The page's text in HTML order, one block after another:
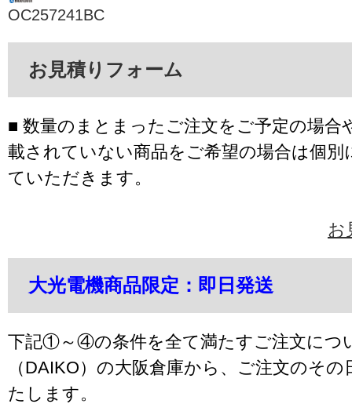
OC257241BC
お見積りフォーム
■ 数量のまとまったご注文をご予定の場合
載されていない商品をご希望の場合は個別
ていただきます。
お
大光電機商品限定：即日発送
下記①～④の条件を全て満たすご注文につ
（DAIKO）の大阪倉庫から、ご注文のそ
たします。